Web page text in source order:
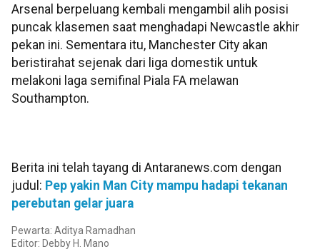
Arsenal berpeluang kembali mengambil alih posisi
puncak klasemen saat menghadapi Newcastle akhir
pekan ini. Sementara itu, Manchester City akan
beristirahat sejenak dari liga domestik untuk
melakoni laga semifinal Piala FA melawan
Southampton.
Berita ini telah tayang di Antaranews.com dengan
judul: Pep yakin Man City mampu hadapi tekanan
perebutan gelar juara
Pewarta: Aditya Ramadhan
Editor: Debby H. Mano